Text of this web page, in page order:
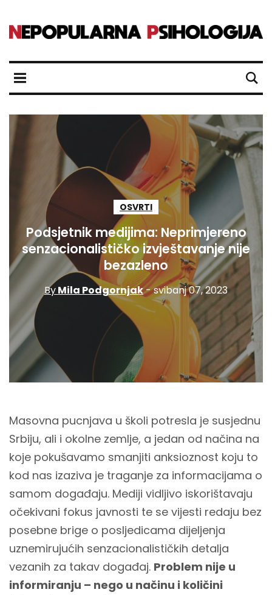
OSVRTI
Podsjetnik medijima: Neprimjereno
senzacionalističko izvještavanje nije
bezazleno
ByMila Podgornjak- svibanj 07, 2023
Masovna pucnjava u školi potresla je susjednu
Srbiju, ali i okolne zemlje, a jedan od načina na
koje pokušavamo smanjiti anksioznost koju to
kod nas izaziva je traganje za informacijama o
samom događaju. Mediji vidljivo iskorištavaju
očekivani fokus javnosti te se vijesti redaju bez
posebne brige o posljedicama dijeljenja
uznemirujućih senzacionalističkih detalja
vezanih za takav događaj. Problem nije u
informiranju – nego u načinu i količini